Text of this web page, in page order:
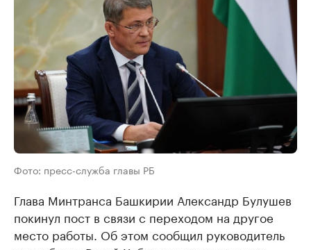
Фото: пресс-служба главы РБ
Глава Минтранса Башкирии Александр Булушев
покинул пост в связи с переходом на другое
место работы. Об этом сообщил руководитель